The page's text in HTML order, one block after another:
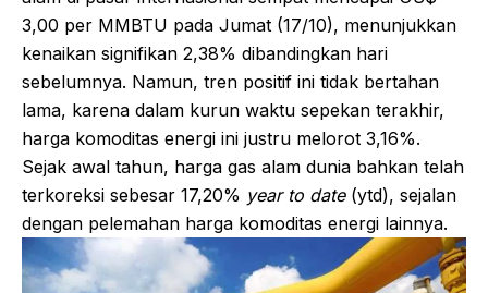
3,00 per MMBTU pada Jumat (17/10), menunjukkan
kenaikan signifikan 2,38% dibandingkan hari
sebelumnya. Namun, tren positif ini tidak bertahan
lama, karena dalam kurun waktu sepekan terakhir,
harga komoditas energi ini justru melorot 3,16%.
Sejak awal tahun, harga gas alam dunia bahkan telah
terkoreksi sebesar 17,20% year to date(ytd), sejalan
dengan pelemahan harga komoditas energi lainnya.